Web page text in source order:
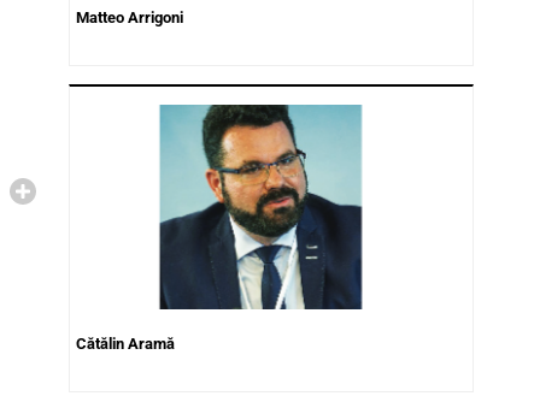
Matteo Arrigoni
Cătălin Aramă